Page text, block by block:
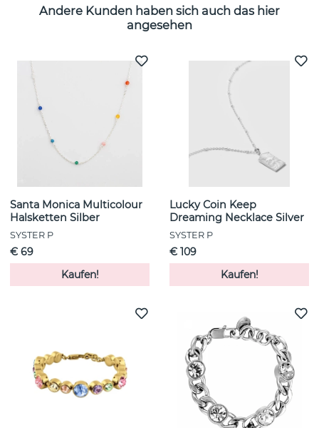
Andere Kunden haben sich auch das hier
angesehen
Santa Monica Multicolour
Halsketten Silber
SYSTER P
€ 69
Kaufen!
Lucky Coin Keep
Dreaming Necklace Silver
SYSTER P
€ 109
Kaufen!